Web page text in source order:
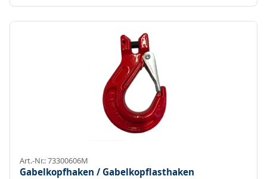
Art.-Nr.: 73300606M
Gabelkopfhaken / Gabelkopflasthaken